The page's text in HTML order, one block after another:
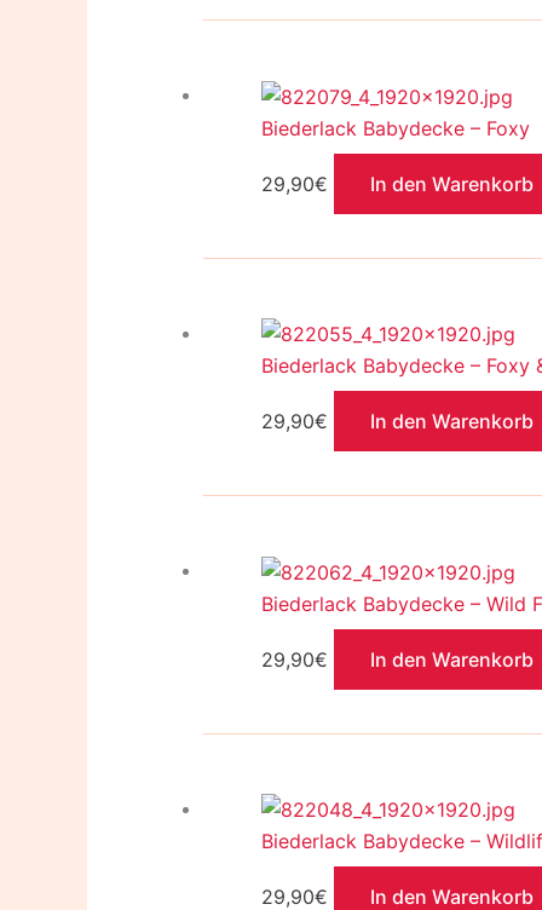
Biederlack Babydecke – Foxy
29,90€ In den Warenkorb
Biederlack Babydecke – Foxy
29,90€ In den Warenkorb
Biederlack Babydecke – Wild
29,90€ In den Warenkorb
Biederlack Babydecke –
29,90€ In den Warenkorb